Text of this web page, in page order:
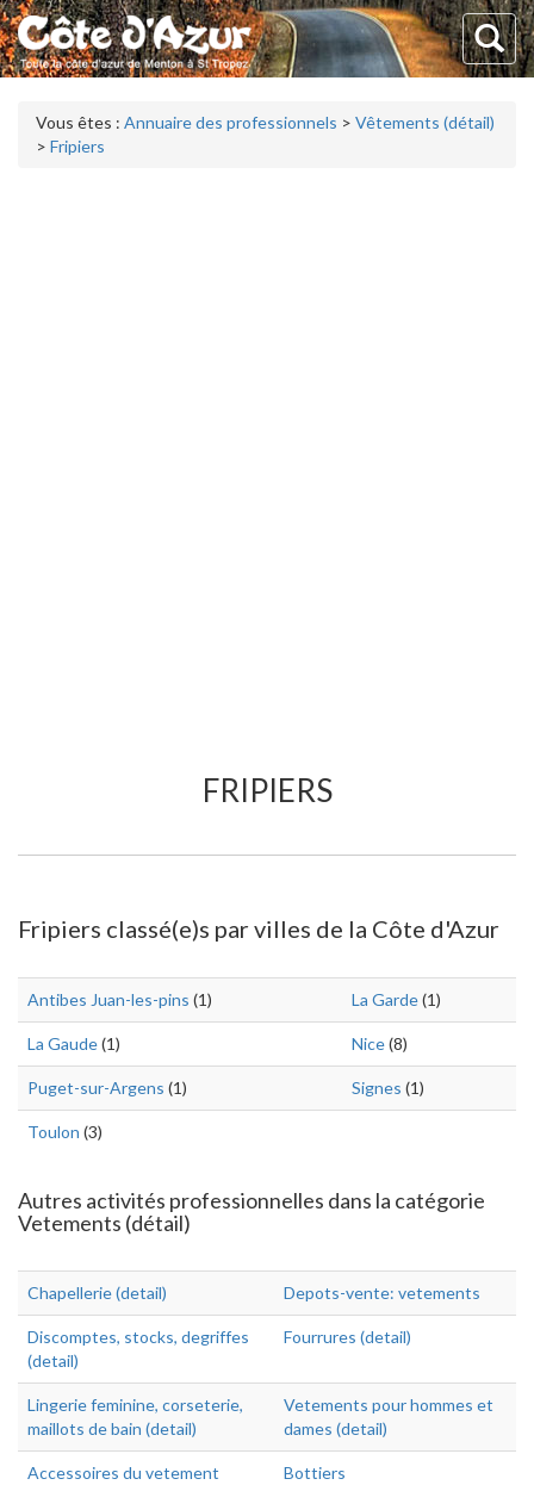
Vous êtes : Annuaire des professionnels > Vêtements (détail)
> Fripiers
FRIPIERS
Fripiers classé(e)s par villes de la Côte d'Azur
Antibes Juan-les-pins (1) La Garde(1)
La Gaude(1) Nice(8)
Puget-sur-Argens (1) Signes (1)
Toulon (3)
Autres activités professionnelles dans la catégorie
Vetements (détail)
Chapellerie (detail) Depots-vente: vetements
Discomptes, stocks, degriffes
(detail)
Fourrures (detail)
Lingerie feminine, corseterie,
maillots de bain (detail)
Vetements pour hommes et
dames (detail)
Accessoires du vetement
Bottiers